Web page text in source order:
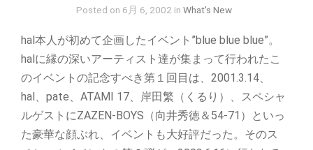
Posted on 6月 6, 2002 in What's New
hal本人が初めて企画したイベント”blue blue blue”。
halに縁の深いアーティスト達が集まって行われたこ
のイベントの記念すべき第１回目は、2001.3.14、
hal、pate、ATAMI 17、岸田繁（くるり）、スペシャ
ルゲストにZAZEN-BOYS（向井秀徳＆54-71）といっ
た豪華な顔ぶれ、イベントも大好評だった。そのス